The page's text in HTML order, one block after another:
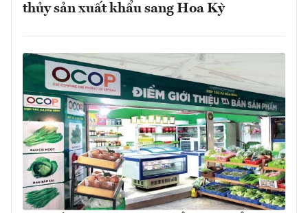
thủy sản xuất khẩu sang Hoa Kỳ